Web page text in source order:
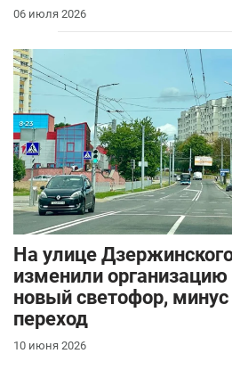
06 июля 2026
На улице
изменили
новый светофор,
переход
10 июня 2026